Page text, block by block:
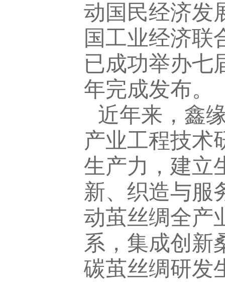
动国民经济发
国工业经济联
已成功举办七
年完成发布。
近年来，鑫
产业工程技术
生产力，建立
新、织造与服
动茧丝绸全产
系，集成创新
碳茧丝绸研发